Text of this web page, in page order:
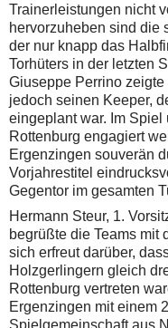
Trainerleistungen nicht
hervorzuheben sind die
der nur knapp das
Torhüters in der letzten
Giuseppe Perrino
jedoch seinen Keeper,
eingeplant war. Im Spiel
Rottenburg engagiert
Ergenzingen souverän
Vorjahrestitel
Gegentor im gesamten
Hermann Steur, 1.
begrüßte die Teams mit
sich erfreut darüber,
Holzgerlingern gleich
Rottenburg vertreten
Ergenzingen mit einem
Spielgemeinschaft aus